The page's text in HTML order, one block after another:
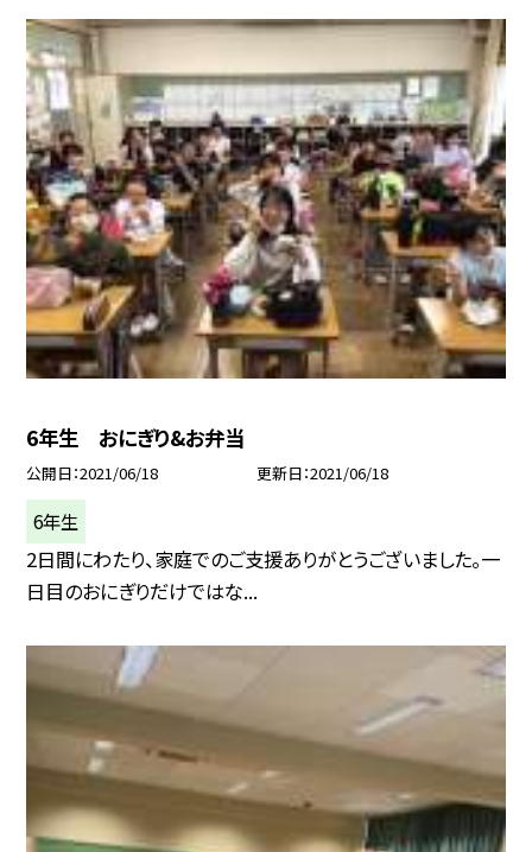
6年生 おにぎり&お弁当
公開日 2021/06/18 更新日 2021/06/18
6年生
2日間にわたり、家庭でのご支援ありがとうございました。一
日目のおにぎりだけではな...